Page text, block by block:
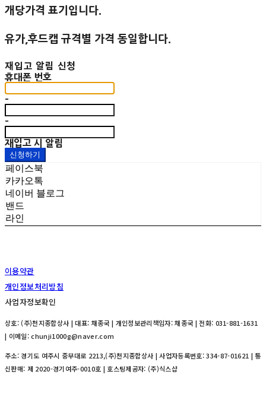
개당가격 표기입니다.
유가,후드캡 규격별 가격 동일합니다.
재입고 알림 신청
휴대폰 번호
-
-
재입고 시 알림
신청하기
페이스북
카카오톡
네이버 블로그
밴드
라인
이용약관
개인정보처리방침
사업자정보확인
상호: (주)천지종합상사 | 대표: 채종국 | 개인정보관리책임자: 채종국 | 전화: 031-881-1631
| 이메일: chunji1000g@naver.com
주소: 경기도 여주시 중부대로 2213,(주)천지종합상사 | 사업자등록번호:334-87-01621 | 통
신판매: 제 2020-경기여주-0010호 | 호스팅제공자: (주)식스샵